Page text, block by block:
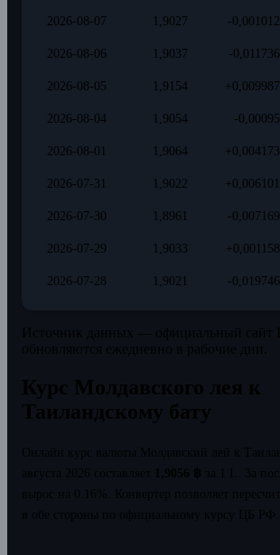
2026-08-07 1,9027 -0,001012
2026-08-06 1,9037 -0,011736
2026-08-05 1,9154 +0,009987
2026-08-04 1,9054 -0,00095
2026-08-01 1,9064 +0,004173
2026-07-31 1,9022 +0,006101
2026-07-30 1,8961 -0,007169
2026-07-29 1,9033 +0,001158
2026-07-28 1,9021 -0,019746